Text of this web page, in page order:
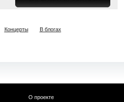
Концерты В блогах
О проекте